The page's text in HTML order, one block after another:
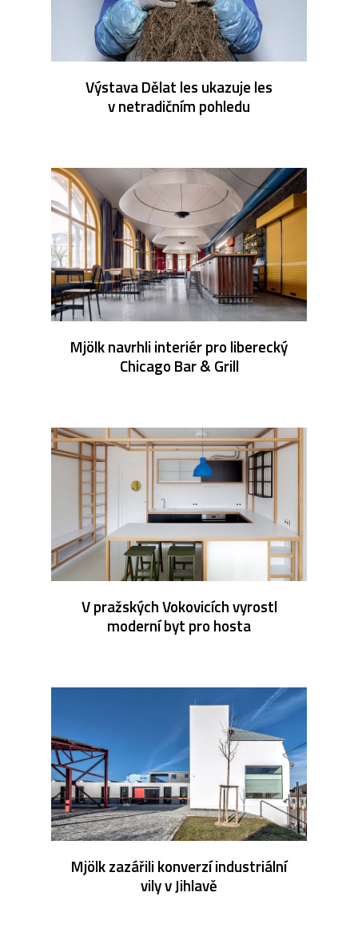
Výstava Dělat les ukazuje les
v netradičním pohledu
Mjölk navrhli interiér pro liberecký
Chicago Bar & Grill
V pražských Vokovicích vyrostl
moderní byt pro hosta
Mjölk zazářili konverzí industriální
vily v Jihlavě